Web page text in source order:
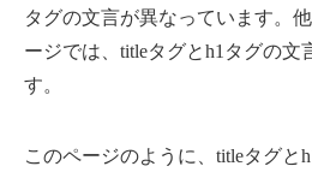
タグの文言が異なっています。
ージでは、titleタグとh1タグの文
す。
このページのように、titleタグと